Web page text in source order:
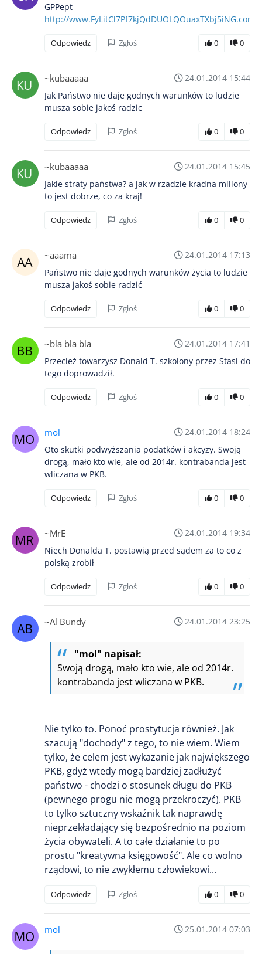
GPPept
http://www.FyLitCl7Pf7kjQdDUOLQOuaxTXbj5iNG.com
Odpowiedz Zgłoś 0 0
~kubaaaaa
24.01.2014 15:44
Jak Państwo nie daje godnych warunków to ludzie
musza sobie jakoś radzic
Odpowiedz Zgłoś 0 0
~kubaaaaa
24.01.2014 15:45
Jakie straty państwa? a jak w rzadzie kradna miliony
to jest dobrze, co za kraj!
Odpowiedz Zgłoś 0 0
~aaama
24.01.2014 17:13
Państwo nie daje godnych warunków życia to ludzie
musza jakoś sobie radzić
Odpowiedz Zgłoś 0 0
~bla bla bla
24.01.2014 17:41
Przecież towarzysz Donald T. szkolony przez Stasi do
tego doprowadził.
Odpowiedz Zgłoś 0 0
mol
24.01.2014 18:24
Oto skutki podwyższania podatków i akcyzy. Swoją
drogą, mało kto wie, ale od 2014r. kontrabanda jest
wliczana w PKB.
Odpowiedz Zgłoś 0 0
~MrE
24.01.2014 19:34
Niech Donalda T. postawią przed sądem za to co z
polską zrobił
Odpowiedz Zgłoś 0 0
~Al Bundy 24.01.2014 23:25
"mol" napisał:
Swoją drogą, mało kto wie, ale od 2014r.
kontrabanda jest wliczana w PKB.
Nie tylko to. Ponoć prostytucja również. Jak
szacują "dochody" z tego, to nie wiem. Wiem
tylko, że celem jest wykazanie jak największego
PKB, gdyż wtedy mogą bardziej zadłużyć
państwo - chodzi o stosunek długu do PKB
(pewnego progu nie mogą przekroczyć). PKB
to tylko sztuczny wskaźnik tak naprawdę
nieprzekładający się bezpośrednio na poziom
życia obywateli. A to całe działanie to po
prostu "kreatywna księgowość". Ale co wolno
rządowi, to nie zwykłemu człowiekowi...
Odpowiedz Zgłoś 0 0
mol 25.01.2014 07:03